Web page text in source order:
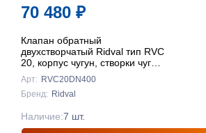
70 480 ₽
Клапан обратный
двухстворчатый Ridval тип RVC
20, корпус чугун, створки чуг
DN400 КРАСНЫЙ
Арт: RVC20DN400
Бренд: Ridval
Наличие:7 шт.